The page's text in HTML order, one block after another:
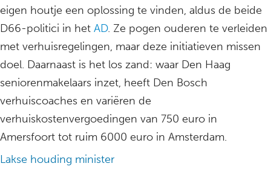
eigen houtje een oplossing te vinden, aldus de beide
D66-politici in het AD. Ze pogen ouderen te verleiden
met verhuisregelingen, maar deze initiatieven missen
doel. Daarnaast is het los zand: waar Den Haag
seniorenmakelaars inzet, heeft Den Bosch
verhuiscoaches en variëren de
verhuiskostenvergoedingen van 750 euro in
Amersfoort tot ruim 6000 euro in Amsterdam.
Lakse houding minister